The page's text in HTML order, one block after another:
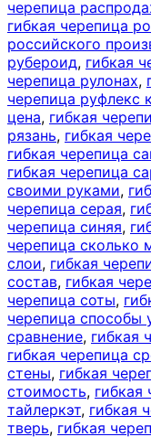
черепица
гибкая черепица
российского
рубероид, гибкая
черепица рулонах,
черепица руфлекс
цена, гибкая
рязань, гибкая
гибкая черепица
гибкая черепица
своими руками,
черепица серая,
черепица синяя,
черепица сколько
слои, гибкая
состав, гибкая
черепица соты,
черепица способы
сравнение, гибкая
гибкая черепица
стены, гибкая
стоимость, гибкая
тайлеркэт, гибкая
тверь, гибкая